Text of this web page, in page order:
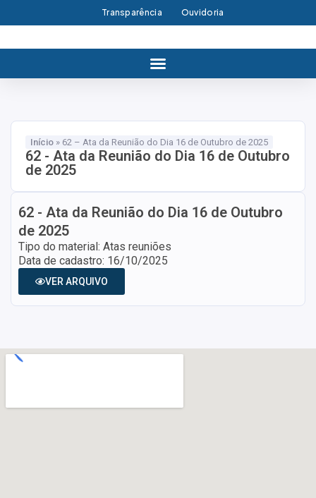
Transparência Ouvidoria
Início » 62 – Ata da Reunião do Dia 16 de Outubro de 2025
62 - Ata da Reunião do Dia 16 de Outubro
de 2025
62 - Ata da Reunião do Dia 16 de Outubro
de 2025
Tipo do material: Atas reuniões
Data de cadastro: 16/10/2025
VER ARQUIVO